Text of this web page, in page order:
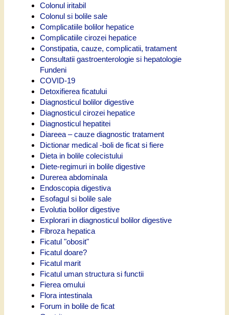
Colonul iritabil
Colonul si bolile sale
Complicatiile bolilor hepatice
Complicatiile cirozei hepatice
Constipatia, cauze, complicatii, tratament
Consultatii gastroenterologie si hepatologie
Fundeni
COVID-19
Detoxifierea ficatului
Diagnosticul bolilor digestive
Diagnosticul cirozei hepatice
Diagnosticul hepatitei
Diareea – cauze diagnostic tratament
Dictionar medical -boli de ficat si fiere
Dieta in bolile colecistului
Diete-regimuri in bolile digestive
Durerea abdominala
Endoscopia digestiva
Esofagul si bolile sale
Evolutia bolilor digestive
Explorari in diagnosticul bolilor digestive
Fibroza hepatica
Ficatul "obosit"
Ficatul doare?
Ficatul marit
Ficatul uman structura si functii
Fierea omului
Flora intestinala
Forum in bolile de ficat